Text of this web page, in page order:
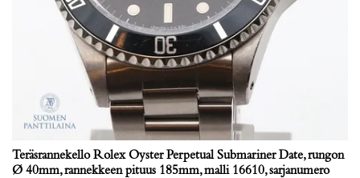
Teräsrannekello Rolex Oyster Perpetual Submariner Date, rungon
Ø 40mm, rannekkeen pituus 185mm, malli 16610, sarjanumero